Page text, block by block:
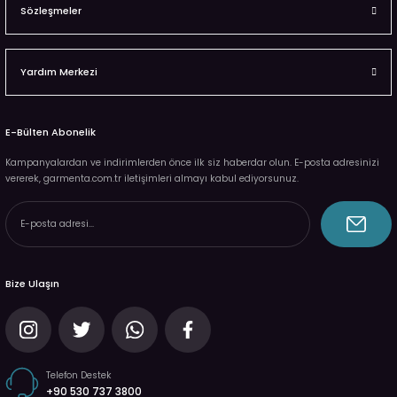
Sözleşmeler
Yardım Merkezi
E-Bülten Abonelik
Kampanyalardan ve indirimlerden önce ilk siz haberdar olun. E-posta adresinizi
vererek, garmenta.com.tr iletişimleri almayı kabul ediyorsunuz.
Bize Ulaşın
Telefon Destek
+90 530 737 3800